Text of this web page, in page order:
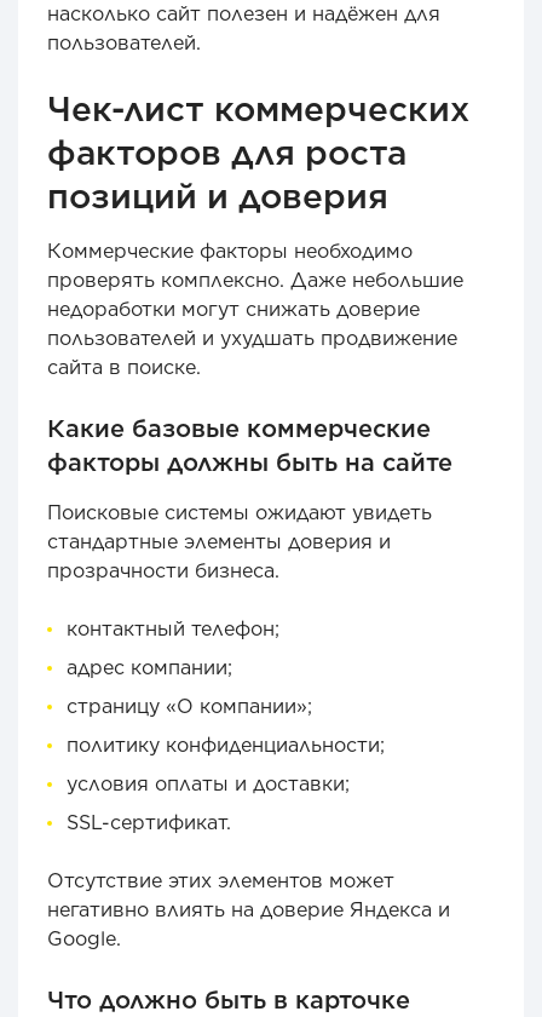
насколько сайт полезен и надёжен для
пользователей.
Чек-лист коммерческих
факторов для роста
позиций и доверия
Коммерческие факторы необходимо
проверять комплексно. Даже небольшие
недоработки могут снижать доверие
пользователей и ухудшать продвижение
сайта в поиске.
Какие базовые коммерческие
факторы должны быть на сайте
Поисковые системы ожидают увидеть
стандартные элементы доверия и
прозрачности бизнеса.
контактный телефон;
адрес компании;
страницу «О компании»;
политику конфиденциальности;
условия оплаты и доставки;
SSL-сертификат.
Отсутствие этих элементов может
негативно влиять на доверие Яндекса и
Google.
Что должно быть в карточке